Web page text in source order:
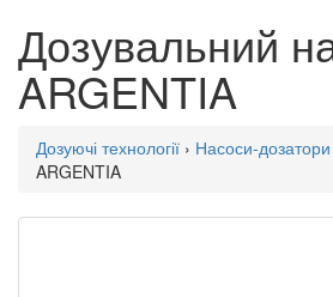
Дозувальний
ARGENTIA
Дозуючі технології › Насоси-дозатори
ARGENTIA